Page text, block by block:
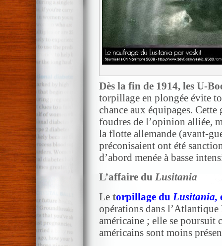
Dès la fin de 1914, les U-
torpillage en plongée évite
chance aux équipages.
foudres de l’opinion alliée,
la flotte allemande (avant-
préconisaient ont été
d’abord menée à basse
L’affaire du Lusitania
Le torpillage du Lusitania,
opérations dans
américaine ; elle se poursuit
américains sont moins